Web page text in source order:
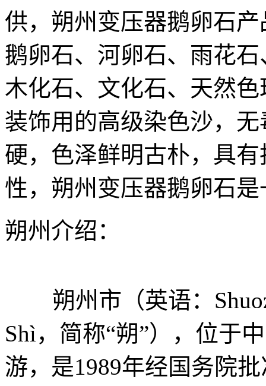
供，朔州变压器鹅卵石
鹅卵石、河卵石、雨花
木化石、文化石、天然
装饰用的高级染色沙，
硬，色泽鲜明古朴，具
性，朔州变压器鹅卵石
朔州介绍：
朔州市（英语：
Shì，简称“朔”），位于
游，是1989年经国务院